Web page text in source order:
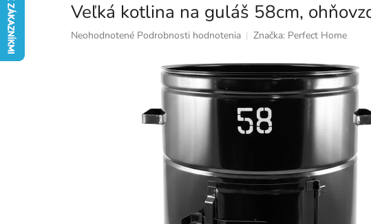
Veľká kotlina na guláš 58cm,
Priemerné
Neohodnotené Podrobnosti hodnotenia Značka: Perfect Home